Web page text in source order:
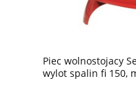
Piec wolnostojacy
wylot spalin fi 150,